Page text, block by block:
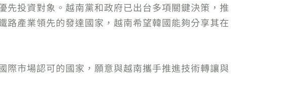
投資對象。越南黨和政府已出台多項關鍵決策，推
產業領先的發達國家，越南希望韓國能夠分享其在
市場認可的國家，願意與越南攜手推進技術轉讓與